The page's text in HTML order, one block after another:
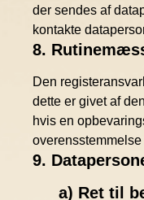
der sendes af
kontakte
8.
Den
dette er givet af
hvis en
9.
a) Ret til